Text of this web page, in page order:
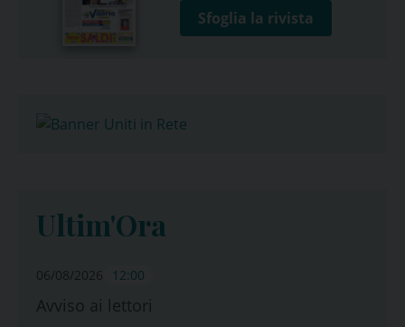
Sfoglia la rivista
Ultim'Ora
06/08/2026 12:00
Avviso ai lettori